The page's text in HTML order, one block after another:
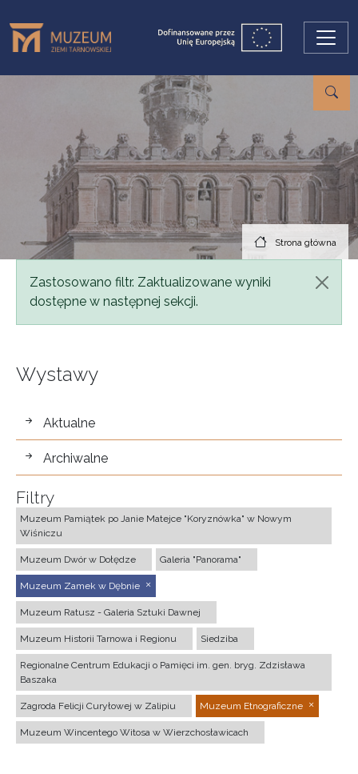
Strona główna
Komunikat
Zastosowano filtr. Zaktualizowane wyniki
dostępne w następnej sekcji.
Wystawy
wystawy
Aktualne
Archiwalne
Filtry
Muzeum Pamiątek po Janie Matejce "Koryznówka" w Nowym
Wiśniczu
Muzeum Dwór w Dołędze Galeria "Panorama"
Muzeum Zamek w Dębnie
Muzeum Ratusz - Galeria Sztuki Dawnej
Muzeum Historii Tarnowa i Regionu Siedziba
Regionalne Centrum Edukacji o Pamięci im. gen. bryg. Zdzisława
Baszaka
Zagroda Felicji Curyłowej w Zalipiu Muzeum Etnograficzne
Muzeum Wincentego Witosa w Wierzchosławicach